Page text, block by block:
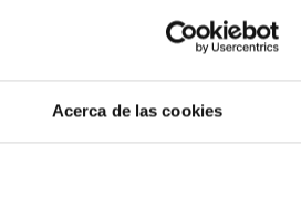
Acerca de las cookies